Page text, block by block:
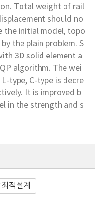
Total weight of rail
should no
the initial model, topo
the plain problem. S
3D solid element a
algorithm. The wei
type, C-type is decre
It is improved b
in the strength and s
적설계